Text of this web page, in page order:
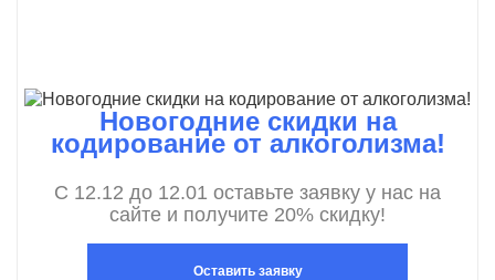
Новогодние скидки на
кодирование от алкоголизма!
С 12.12 до 12.01 оставьте заявку у нас на
сайте и получите 20% скидку!
Оставить заявку